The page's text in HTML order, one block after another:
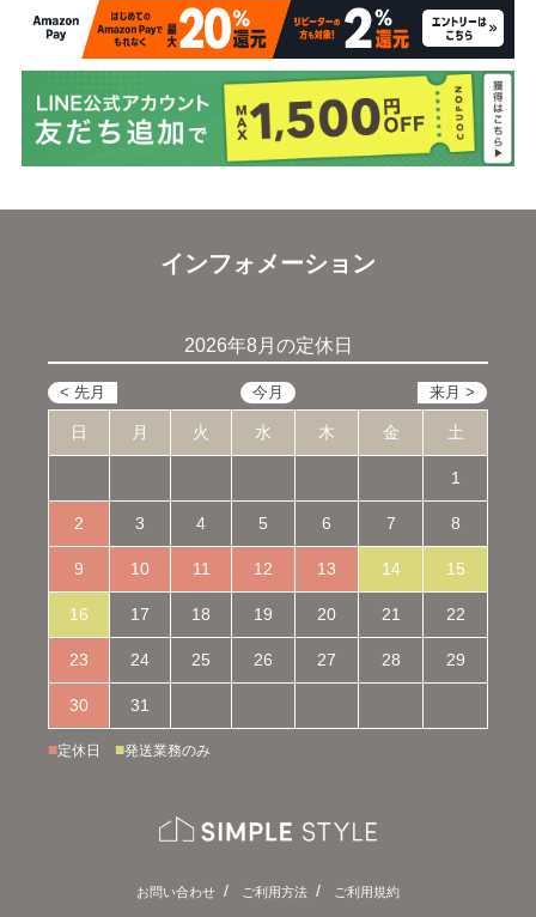
インフォメーション
2026年8月の定休日
日 月 火 水 木 金 土
1
2 3 4 5 6 7 8
9 10 11 12 13 14 15
16 17 18 19 20 21 22
23 24 25 26 27 28 29
30 31
■定休日 ■発送業務のみ
お問い合わせ ご利用方法 ご利用規約